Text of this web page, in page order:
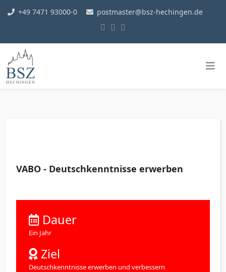
+49 7471 93000-0 postmaster@bsz-hechingen.de
VABO - Deutschkenntnisse erwerben
Dauer
Ein Jahr
Ziel
Deutschkenntnisse erwerben und verbessern